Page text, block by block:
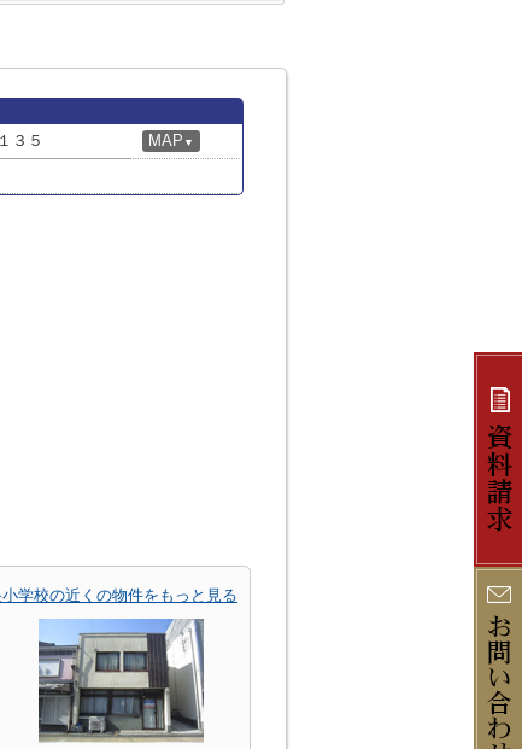
３５ MAP ▼
学校の近くの物件をもっと見る